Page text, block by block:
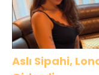
Aslı Sipahi,